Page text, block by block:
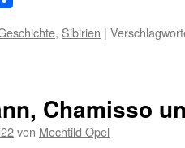
, Sibirien |
Chamisso
von Mechtild Opel